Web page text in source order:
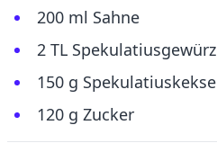
200 ml Sahne
2 TL Spekulatiusgewürz
150 g Spekulatiuskekse
120 g Zucker